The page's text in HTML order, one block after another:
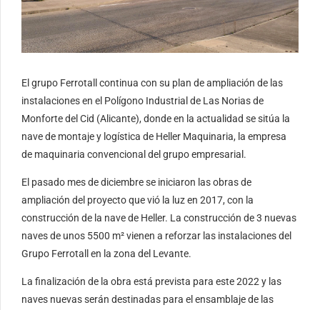
El grupo Ferrotall continua con su plan de ampliación de las
instalaciones en el Polígono Industrial de Las Norias de
Monforte del Cid (Alicante), donde en la actualidad se sitúa la
nave de montaje y logística de Heller Maquinaria, la empresa
de maquinaria convencional del grupo empresarial.
El pasado mes de diciembre se iniciaron las obras de
ampliación del proyecto que vió la luz en 2017, con la
construcción de la nave de Heller. La construcción de 3 nuevas
naves de unos 5500 m² vienen a reforzar las instalaciones del
Grupo Ferrotall en la zona del Levante.
La finalización de la obra está prevista para este 2022 y las
naves nuevas serán destinadas para el ensamblaje de las